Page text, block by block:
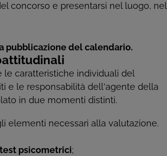
concorso e presentarsi nel luogo, nel
pubblicazione del calendario.
le caratteristiche individuali del
e le responsabilità dell'agente della
in due momenti distinti.
elementi necessari alla valutazione.
test psicometrici;